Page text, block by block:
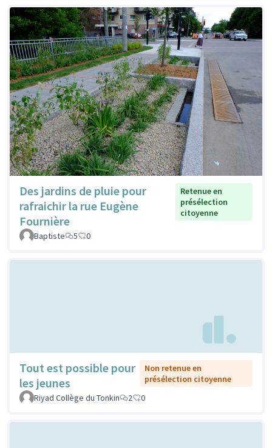
Des jardins de pluie pour
rafraichir la rue Eugène
Fournière
Retenue en
présélection
citoyenne
Baptiste 5 0
Tout est possible pour
les jeunes
Non retenue en
présélection citoyenne
Riyad Collège du Tonkin
2 0